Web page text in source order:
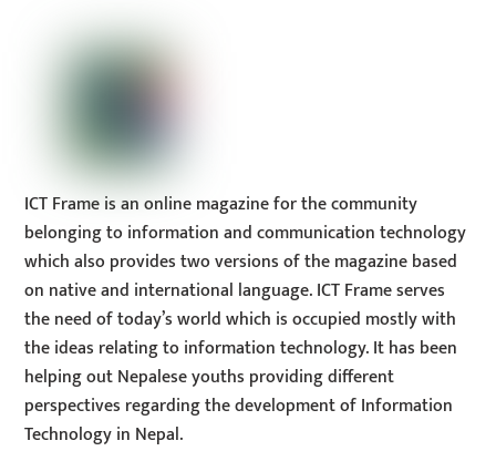
ICT Frame is an online magazine for the community
belonging to information and communication technology
which also provides two versions of the magazine based
on native and international language. ICT Frame serves
the need of today’s world which is occupied mostly with
the ideas relating to information technology. It has been
helping out Nepalese youths providing different
perspectives regarding the development of Information
Technology in Nepal.